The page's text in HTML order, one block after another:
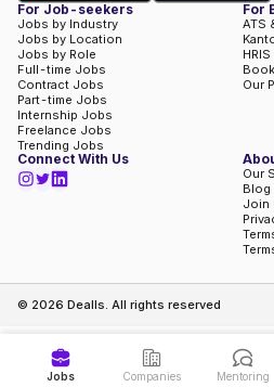
For Job-seekers
Jobs by Industry
Jobs by Location
Jobs by Role
Full-time Jobs
Contract Jobs
Part-time Jobs
Internship Jobs
Freelance Jobs
Trending Jobs
For
ATS
HRIS
Our
Connect With Us
Our
Blog
Join
© 2026 Dealls. All rights reserved
Jobs Companies Mentoring